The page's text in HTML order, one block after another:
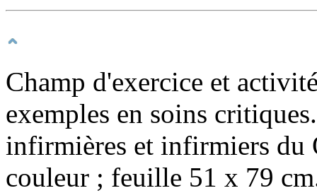
Champ d'exercice et
exemples en soins critiques
infirmières et infirmiers
couleur ; feuille 51 x 79